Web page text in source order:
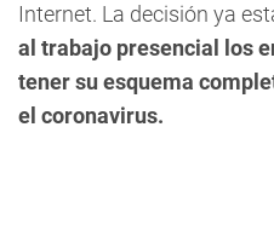
Internet. La decisión ya
al trabajo presencial los
tener su esquema
el coronavirus.